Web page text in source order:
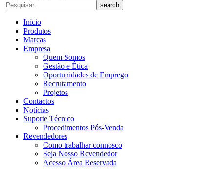
search
Início
Produtos
Marcas
Empresa
Quem Somos
Gestão e Ética
Oportunidades de Emprego
Recrutamento
Projetos
Contactos
Notícias
Suporte Técnico
Procedimentos Pós-Venda
Revendedores
Como trabalhar connosco
Seja Nosso Revendedor
Acesso Área Reservada